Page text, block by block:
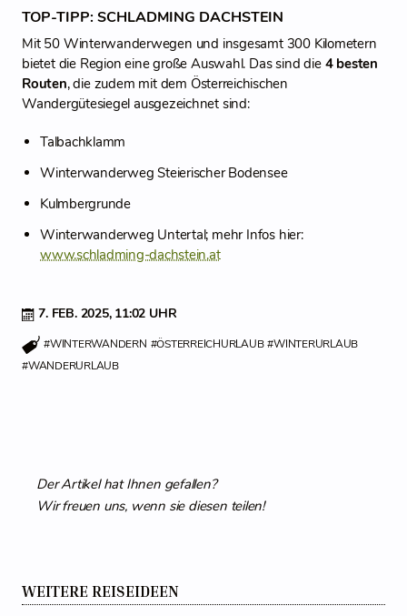
7. FEB. 2025, 11:02 UHR
#WINTERWANDERN #ÖSTERREICHURLAUB #WINTERURLAUB
#WANDERURLAUB
TOP-TIPP: SCHLADMING DACHSTEIN
Mit 50 Winterwanderwegen und insgesamt 300 Kilometern
bietet die Region eine große Auswahl. Das sind die 4 besten
Routen, die zudem mit dem Österreichischen
Wandergütesiegel ausgezeichnet sind:
Talbachklamm
Winterwanderweg Steierischer Bodensee
Kulmbergrunde
Winterwanderweg Untertal; mehr Infos hier:
www.schladming-dachstein.at
Der Artikel hat Ihnen gefallen?
Wir freuen uns, wenn sie diesen teilen!
WEITERE REISEIDEEN